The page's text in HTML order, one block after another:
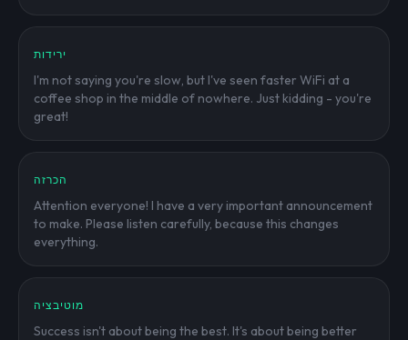
ירידות
I'm not saying you're slow, but I've seen faster WiFi at a
coffee shop in the middle of nowhere. Just kidding - you're
great!
הכרזה
Attention everyone! I have a very important announcement
to make. Please listen carefully, because this changes
everything.
מוטיבציה
Success isn't about being the best. It's about being better